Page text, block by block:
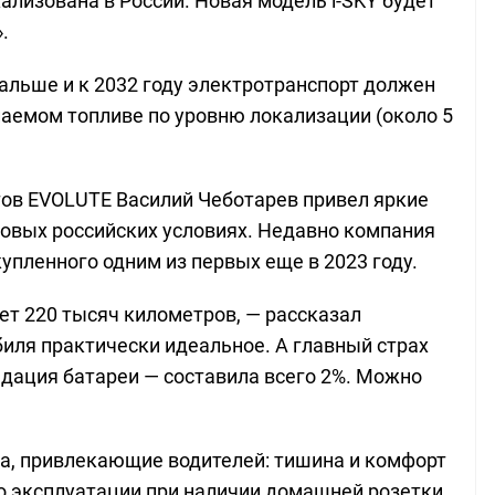
и к 2032 году электротранспорт должен
топливе по уровню локализации (около 5
EVOLUTE Василий Чеботарев привел яркие
российских условиях. Недавно компания
одним из первых еще в 2023 году.
220 тысяч километров, — рассказал
практически идеальное. А главный страх
батареи — составила всего 2%. Можно
привлекающие водителей: тишина и комфорт